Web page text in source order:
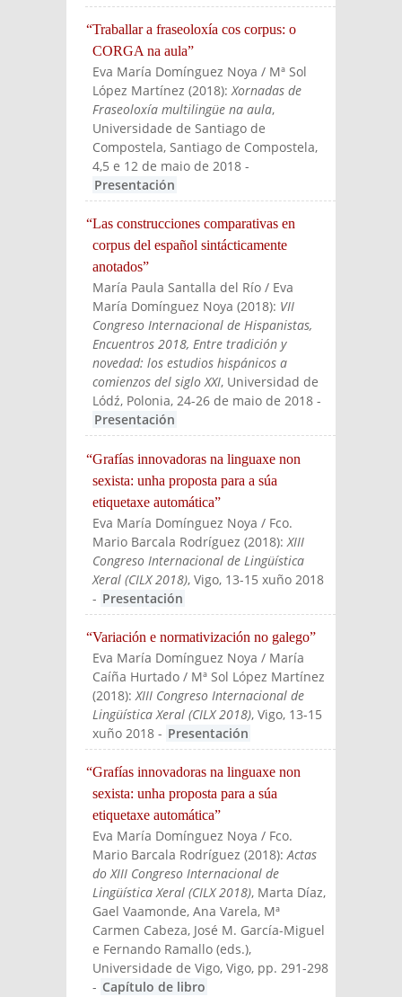
“Traballar a fraseoloxía cos corpus: o
CORGA na aula”
Eva María Domínguez Noya / Mª Sol
López Martínez(2018):Xornadas de
Fraseoloxía multilingüe na aula,
Universidade de Santiago de
Compostela, Santiago de Compostela,
4,5 e 12 de maio de 2018 -
Presentación
“Las construcciones comparativas en
corpus del español sintácticamente
anotados”
María Paula Santalla del Río / Eva
María Domínguez Noya (2018): VII
Congreso Internacional de Hispanistas,
Encuentros 2018, Entre tradición y
novedad: los estudios hispánicos a
comienzos del siglo XXI, Universidad de
Lódź, Polonia, 24-26 de maio de 2018 -
Presentación
“Grafías innovadoras na linguaxe non
sexista: unha proposta para a súa
etiquetaxe automática”
Eva María Domínguez Noya / Fco.
Mario Barcala Rodríguez (2018):XIII
Congreso Internacional de Lingüística
Xeral (CILX 2018), Vigo, 13-15 xuño 2018
- Presentación
“Variación e normativización no galego”
Eva María Domínguez Noya / María
Caíña Hurtado / Mª Sol López Martínez
(2018):XIII Congreso Internacional de
Lingüística Xeral (CILX 2018), Vigo, 13-15
xuño 2018 - Presentación
“Grafías innovadoras na linguaxe non
sexista: unha proposta para a súa
etiquetaxe automática”
Eva María Domínguez Noya / Fco.
Mario Barcala Rodríguez (2018):Actas
do XIII Congreso Internacional de
Lingüística Xeral (CILX 2018), Marta Díaz,
Gael Vaamonde, Ana Varela, Mª
Carmen Cabeza, José M. García-Miguel
e Fernando Ramallo (eds.),
Universidade de Vigo, Vigo, pp. 291-298
- Capítulo de libro